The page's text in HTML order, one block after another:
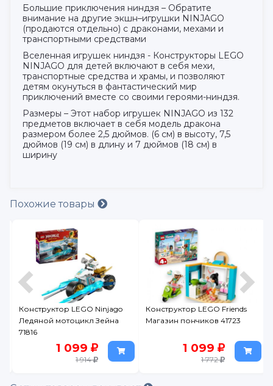
Большие приключения ниндзя – Обратите
внимание на другие экшн–игрушки NINJAGO
(продаются отдельно) с драконами, мехами и
транспортными средствами
Вселенная игрушек ниндзя - Конструкторы LEGO
NINJAGO для детей включают в себя мехи,
транспортные средства и храмы, и позволяют
детям окунуться в фантастический мир
приключений вместе со своими героями-ниндзя.
Размеры – Этот набор игрушек NINJAGO из 132
предметов включает в себя модель дракона
размером более 2,5 дюймов. (6 см) в высоту, 7,5
дюймов (19 см) в длину и 7 дюймов (18 см) в
ширину
Похожие товары
Конструктор LEGO Friends
Магазин пончиков 41723
1 099
1 772
Конструктор LEGO Marvel
Человек-паук на машине
Веномизированного
Росомахи, 134 дет., 76336
2 199
3 299